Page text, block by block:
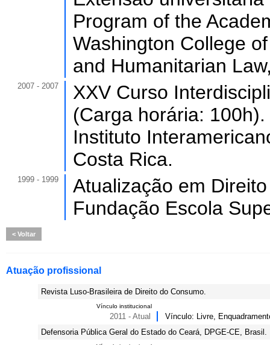
Program of the
Washington College
and Humanitarian
2007 - 2007
XXV Curso
(Carga horária: 100h).
Instituto
Costa Rica.
1999 - 1999
Atualização em
Fundação Escola
Voltar
Atuação profissional
Revista Luso-Brasileira de Direito do Consumo.
Vínculo institucional
2011 - Atual
Vínculo: Livre,
Defensoria Pública Geral do Estado do Ceará, DPGE-CE, Brasil.